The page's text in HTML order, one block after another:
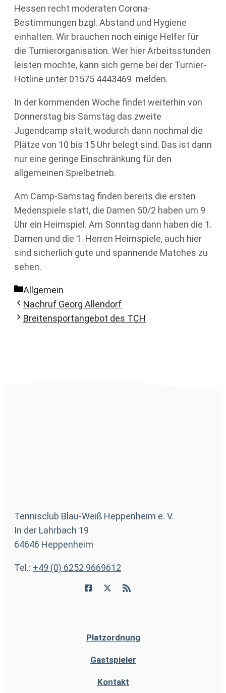
Hessen recht moderaten Corona-
Bestimmungen bzgl. Abstand und Hygiene
einhalten. Wir brauchen noch einige Helfer für
die Turnierorganisation. Wer hier Arbeitsstunden
leisten möchte, kann sich gerne bei der Turnier-
Hotline unter 01575 4443469 melden.
In der kommenden Woche findet weiterhin von
Donnerstag bis Samstag das zweite
Jugendcamp statt, wodurch dann nochmal die
Plätze von 10 bis 15 Uhr belegt sind. Das ist dann
nur eine geringe Einschränkung für den
allgemeinen Spielbetrieb.
Am Camp-Samstag finden bereits die ersten
Medenspiele statt, die Damen 50/2 haben um 9
Uhr ein Heimspiel. Am Sonntag dann haben die 1.
Damen und die 1. Herren Heimspiele, auch hier
sind sicherlich gute und spannende Matches zu
sehen.
Kategorien
Allgemein
Nachruf Georg Allendorf
Breitensportangebot des TCH
Tennisclub Blau-Weiß Heppenheim e. V.
In der Lahrbach 19
64646 Heppenheim
Tel.: +49 (0) 6252 9669612
Platzordnung
Gastspieler
Kontakt